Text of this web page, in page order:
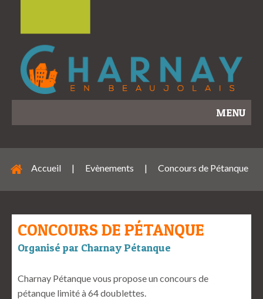
MENU
Accueil | Evènements | Concours de Pétanque
CONCOURS DE PÉTANQUE
Organisé par Charnay Pétanque
Charnay Pétanque vous propose un concours de
pétanque limité à 64 doublettes.